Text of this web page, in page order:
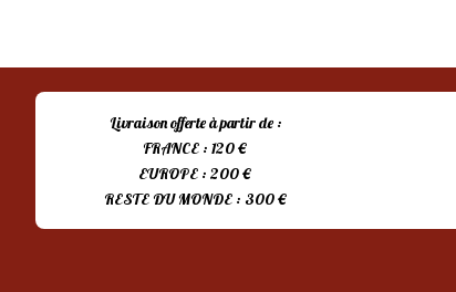
Livraison offerte à partir de :
FRANCE : 120 €
EUROPE : 200 €
RESTE DU MONDE : 300 €